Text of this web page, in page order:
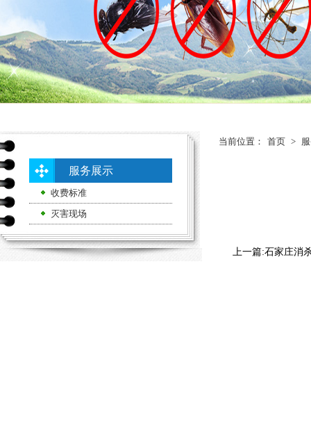
服务展示
收费标准
灭害现场
当前位置： 首页 >
上一篇:石家庄消